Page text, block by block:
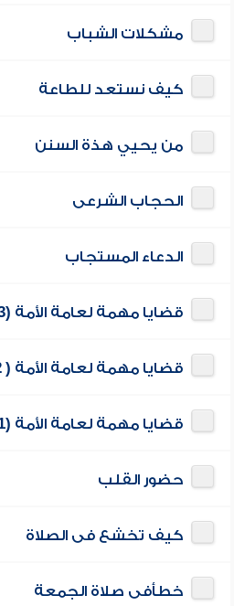
مشكلات الشباب
كيف نستعد للطاعة
من يحيي هذة السنن
الحجاب الشرعى
الدعاء المستجاب
قضايا مهمة لعامة الأمة (3)
قضايا مهمة لعامة الأمة ( 2)
قضايا مهمة لعامة الأمة (1)
حضور القلب
كيف تخشع فى الصلاة
خطأفى صلاة الجمعة